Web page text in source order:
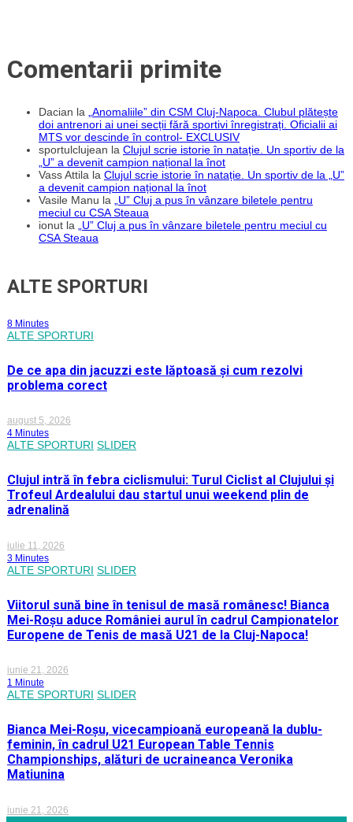
Comentarii primite
Dacian la
„Anomaliile” din CSM Cluj-Napoca. Clubul plătește
doi antrenori ai unei secții fără sportivi înregistrați. Oficialii ai
MTS vor descinde în control- EXCLUSIV
sportulclujean la Clujul scrie istorie în natație. Un sportiv de la
„U” a devenit campion național la înot
Vass Attila la Clujul scrie istorie în natație. Un sportiv de la „U”
a devenit campion național la înot
Vasile Manu la
„U” Cluj a pus în vânzare biletele pentru
meciul cu CSA Steaua
ionut la
„U” Cluj a pus în vânzare biletele pentru meciul cu
CSA Steaua
ALTE SPORTURI
8 Minutes
ALTE SPORTURI
De ce apa din jacuzzi este lăptoasă și cum rezolvi
problema corect
august 5, 2026
4 Minutes
ALTE SPORTURI SLIDER
Clujul intră în febra ciclismului: Turul Ciclist al Clujului și
Trofeul Ardealului dau startul unui weekend plin de
adrenalină
iulie 11, 2026
3 Minutes
ALTE SPORTURI SLIDER
Viitorul sună bine în tenisul de masă românesc! Bianca
Mei-Roșu aduce României aurul în cadrul Campionatelor
Europene de Tenis de masă U21 de la Cluj-Napoca!
iunie 21, 2026
1 Minute
ALTE SPORTURI SLIDER
Bianca Mei-Roșu, vicecampioană europeană la dublu-
feminin, în cadrul U21 European Table Tennis
Championships, alături de ucraineanca Veronika
Matiunina
iunie 21, 2026